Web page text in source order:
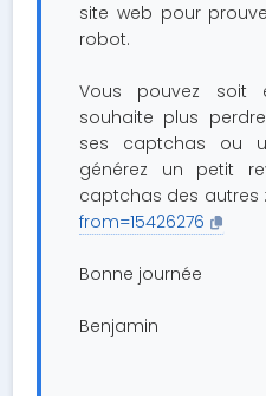
site web pour
robot.
Vous pouvez
souhaite plus
ses captchas ou
générez un petit
captchas des autres :
from=15426276
Bonne journée
Benjamin